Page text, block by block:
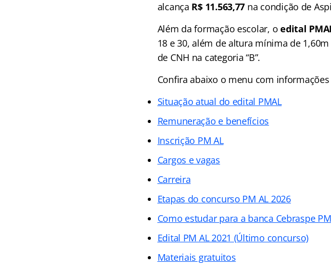
alcança R$ 11.563,77 na condição de
Além da formação escolar, oedital
18 e 30, além de altura mínima de
de CNH na categoria “B”.
Confira abaixo o menu com
Situação atual do edital PMAL
Remuneração e benefícios
Inscrição PM AL
Cargos e vagas
Carreira
Etapas do concurso PM AL 2026
Como estudar para a banca Cebraspe
Edital PM AL 2021 (Último concurso)
Materiais gratuitos